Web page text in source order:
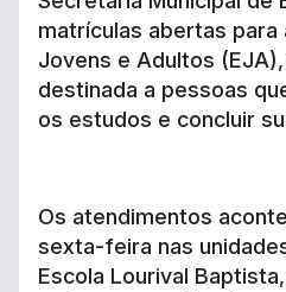
matrículas abertas para
Jovens e Adultos
destinada a pessoas
os estudos e concluir
Os atendimentos
sexta-feira nas
Escola Lourival